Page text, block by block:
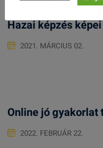
Hazai képzés képei
2021. MÁRCIUS 02.
Online jó gyakorlat
2022. FEBRUÁR 22.